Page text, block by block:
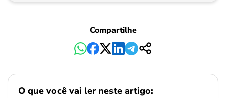
Compartilhe
O que você vai ler neste artigo: